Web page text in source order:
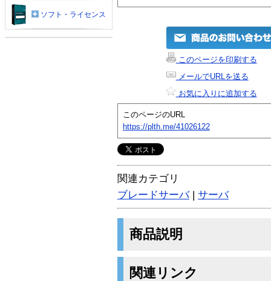
このページを印刷する
メールでURLを送る
お気に入りに追加する
このページのURL
https://plth.me/41026122
関連カテゴリ
ブレードサーバ| サーバ
商品説明
関連リンク
ソフト・ライセンス